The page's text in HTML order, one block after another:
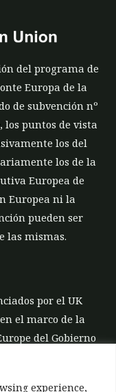
experience,
del programa de
Europa de la
de subvención nº
los puntos de vista
los del
los de la
Europea de
Europea ni la
pueden ser
las mismas.
por el UK
el marco de la
del Gobierno
10039700].